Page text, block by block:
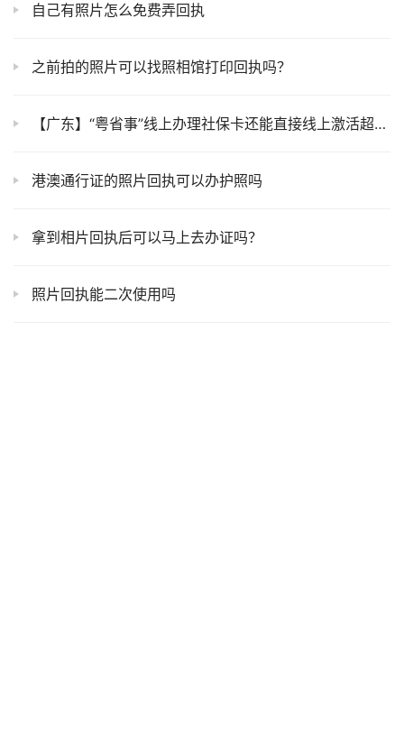
自己有照片怎么免费弄回执
之前拍的照片可以找照相馆打印回执吗？
【广东】“粤省事”线上办理社保卡还能直接线上激活超方便！一部手机就能办好（异地本地首次、补换）
港澳通行证的照片回执可以办护照吗
拿到相片回执后可以马上去办证吗？
照片回执能二次使用吗